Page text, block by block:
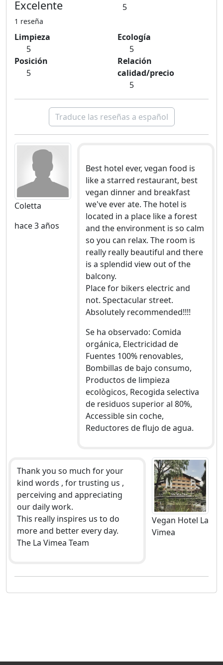
Excelente 5
1 reseña
Limpieza
5
Ecología
5
Posición
5
Relación
calidad/precio
5
Traduce las reseñas a español
Coletta
hace 3 años
Best hotel ever, vegan food is
like a starred restaurant, best
vegan dinner and breakfast
we've ever ate. The hotel is
located in a place like a forest
and the environment is so calm
so you can relax. The room is
really really beautiful and there
is a splendid view out of the
balcony.
Place for bikers electric and
not. Spectacular street.
Absolutely recommended!!!!
Se ha observado: Comida
orgánica, Electricidad de
Fuentes 100% renovables,
Bombillas de bajo consumo,
Productos de limpieza
ecològicos, Recogida selectiva
de residuos superior al 80%,
Accessible sin coche,
Reductores de flujo de agua.
Thank you so much for your
kind words , for trusting us ,
perceiving and appreciating
our daily work.
This really inspires us to do
more and better every day.
The La Vimea Team
Vegan Hotel La
Vimea